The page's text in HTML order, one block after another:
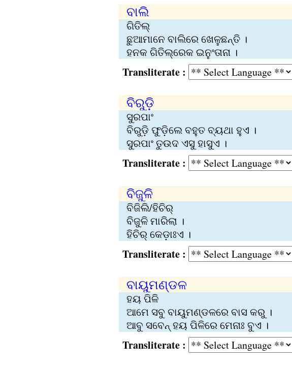
ବାଲି
ଗିତିଲ୍‍
ଛୁଆମାନେ ବାଲିରେ ଖେଳୁଛନ୍ତି ।
ହନକ ଗିତିଲ୍‍‌ରେକ ଇନୁଂତାନା ।
Transliterate :
ବିରୁଡ଼ି
ସୁରପାଂ
ବିରୁଡ଼ି ଫୁଡ଼ିଲେ ବହୁତ ବ୍ୟଥା ହୁଏ ।
ସୁରପାଂ ତୁଉଦ ଏସୁ ହାସୁଏ ।
Transliterate :
ବିଜୁଳି
ବିଜିଲି/ହିଚିର୍‍
ବିଜୁଳି ମାରିଲା ।
ହିଚିର୍‍ କେଡ଼ାଃଏ ।
Transliterate :
ବାୟୁମଣ୍ଡଳ
ହୟ ପିଳି
ଆମେ ସବୁ ବାୟୁମଣ୍ଡଳରେ ବାସ କରୁ ।
ଆବୁ ସବେନ୍‍ ହୟ ପିଳିରେ ମେନାଃ ବୁଏ ।
Transliterate :